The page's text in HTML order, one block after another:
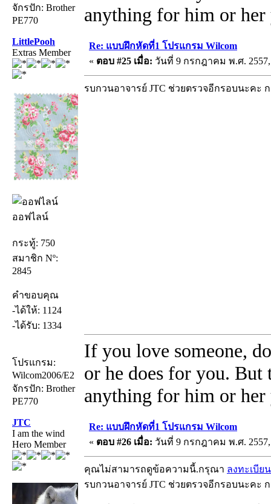
จักรปัก: Brother
PE770
anything for him or her
LittlePooh
Extras Member
ออฟไลน์
กระทู้: 750
สมาชิก Nº:
2845
คำขอบคุณ
-ได้ให้: 1124
-ได้รับ: 1334
โปรแกรม:
Wilcom2006/E2
จักรปัก: Brother
PE770
Re: แบบฝึกหัดที่1 โปรแกรม Wilcom
« ตอบ #25 เมื่อ: วันที่ 9 กรกฎาคม พ.ศ. 2557,
รบกวนอาจารย์ JTC ช่วยตรวจอีกรอบนะคะ ก
If you love someone,
or he does for you.
anything for him or her
JTC
I am the wind
Hero Member
Re: แบบฝึกหัดที่1 โปรแกรม Wilcom
« ตอบ #26 เมื่อ: วันที่ 9 กรกฎาคม พ.ศ. 2557,
คุณไม่สามารถดูข้อความนี้.กรุณา ลงทะเบียน
รบกวนอาจารย์ JTC ช่วยตรวจอีกรอบนะคะ ก